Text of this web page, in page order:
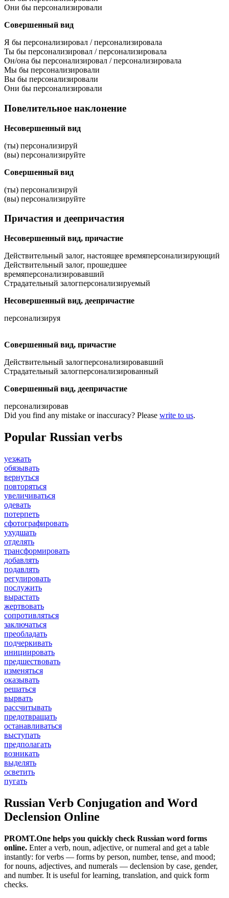
Они бы персонализировали
Совершенный вид
Я бы персонализировал / персонализировала
Ты бы персонализировал / персонализировала
Он/она бы персонализировал / персонализировала
Мы бы персонализировали
Вы бы персонализировали
Они бы персонализировали
Повелительное наклонение
Несовершенный вид
(ты) персонализируй
(вы) персонализируйте
Совершенный вид
(ты) персонализируй
(вы) персонализируйте
Причастия и деепричастия
Несовершенный вид, причастие
Действительный залог, настоящее времяперсонализирующий
Действительный залог, прошедшее
времяперсонализировавший
Страдательный залогперсонализируемый
Несовершенный вид, деепричастие
персонализируя
Совершенный вид, причастие
Действительный залогперсонализировавший
Страдательный залогперсонализированный
Совершенный вид, деепричастие
персонализировав
Did you find any mistake or inaccuracy? Please write to us.
Popular Russian verbs
уезжать
обязывать
вернуться
повторяться
увеличиваться
одевать
потерпеть
сфотографировать
ухудшать
отделять
трансформировать
добавлять
подавлять
регулировать
послужить
вырастать
жертвовать
сопротивляться
заключаться
преобладать
подчеркивать
инициировать
предшествовать
изменяться
оказывать
решаться
вырвать
рассчитывать
предотвращать
останавливаться
выступать
предполагать
возникать
выделять
осветить
пугать
Russian Verb Conjugation and Word
Declension Online
PROMT.One helps you quickly check Russian word forms
online. Enter a verb, noun, adjective, or numeral and get a table
instantly: for verbs — forms by person, number, tense, and mood;
for nouns, adjectives, and numerals — declension by case, gender,
and number. It is useful for learning, translation, and quick form
checks.